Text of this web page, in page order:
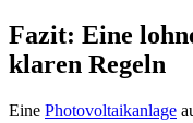
Fazit: Eine
klaren Regeln
Eine Photovoltaikanlage